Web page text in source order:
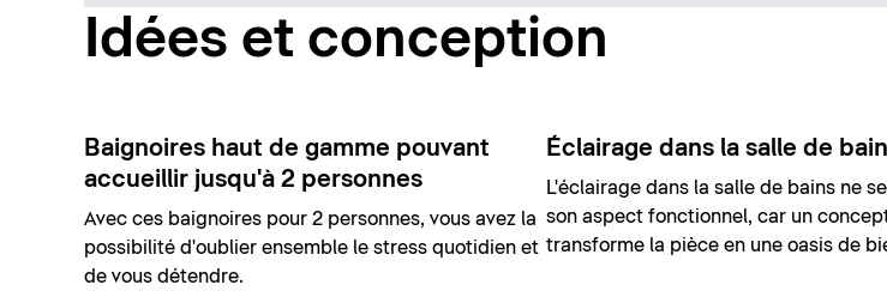
Idées et conception
Baignoires haut de gamme pouvant
accueillir jusqu'à 2 personnes
Avec ces baignoires pour 2 personnes, vous avez la
possibilité d'oublier ensemble le stress quotidien et
de vous détendre.
Éclairage dans la salle de
L'éclairage dans la salle de bains ne
son aspect fonctionnel, car un
transforme la pièce en une oasis de